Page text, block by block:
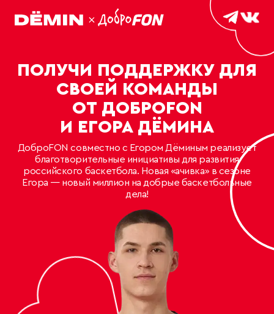
ПОЛУЧИ ПОДДЕРЖКУ ДЛЯ
СВОЕЙ КОМАНДЫ
ОТ ДОБРОFON
И ЕГОРА ДЁМИНА
ДоброFON совместно с Егором Дёминым реализует
благотворительные инициативы для развития
российского баскетбола. Новая «ачивка» в сезоне
Егора — новый миллион на добрые баскетбольные
дела!